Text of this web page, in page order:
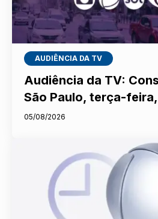
AUDIÊNCIA DA TV
Audiência da TV:
São Paulo, terça-
05/08/2026